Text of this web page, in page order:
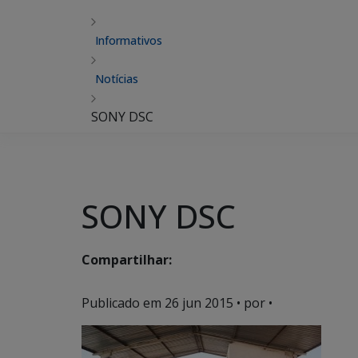
Informativos
Notícias
SONY DSC
SONY DSC
Compartilhar:
Publicado em 26 jun 2015 • por •